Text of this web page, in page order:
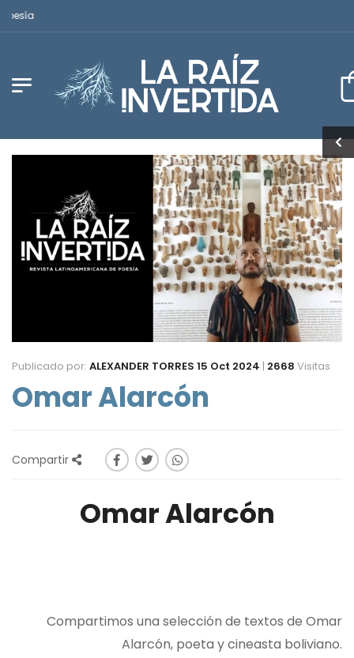
Publicado por: ALEXANDER TORRES 15 Oct 2024 | 2668 Visitas
Omar Alarcón
Compartir
Omar Alarcón
Compartimos una selección de textos de Omar
Alarcón, poeta y cineasta boliviano.